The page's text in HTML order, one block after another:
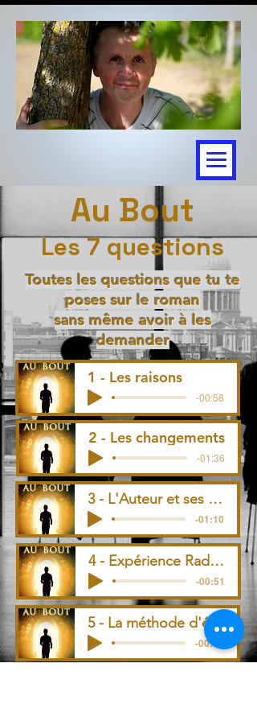
Au Bout
Les 7 questions
Toutes les questions que tu te
poses sur le roman
sans même avoir à les
demander
1 - Les raisons
-00:58
2 - Les changements
-01:36
3 - L'Auteur et ses influences
-01:10
4 - Expérience Radio et Chanson
-00:51
5 - La méthode d'écriture
-00:32